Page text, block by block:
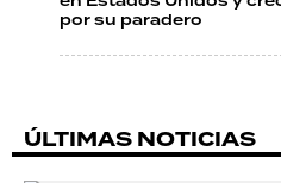
por su paradero
ÚLTIMAS NOTICIAS